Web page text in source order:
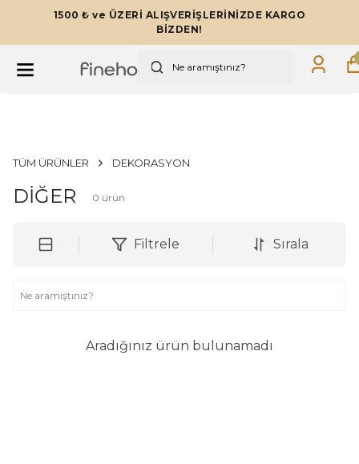
1500 ₺ ve ÜZERİ ALIŞVERİŞLERİNİZDE KARGO
BİZDEN!
TÜM ÜRÜNLER DEKORASYON
DİĞER 0 ürün
Filtrele Sırala
Aradığınız ürün bulunamadı